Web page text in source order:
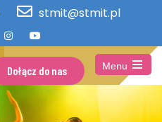
stmit@stmit.pl
Dołącz do nas
Menu
Open
the
main
menu